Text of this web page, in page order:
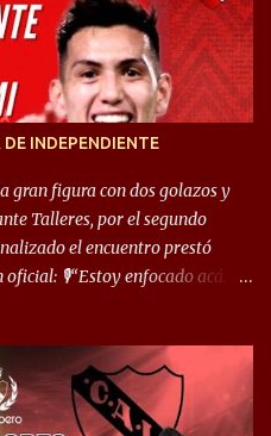
mejor por izquierda, pero me
problemas por derecha
por izquierda es diferente. A mi
mas posibilidades de
un hombre que pica mucho y
lo que le pide el DT,
me pide presionar, y
INDEPENDIENTE
gran figura con dos golazos y
Talleres, por el segundo
el encuentro prestó
🎙️“Estoy enfocado acá.
mí. Independiente va a estar
que me tocó vestir la camiseta
estoy agradecido al